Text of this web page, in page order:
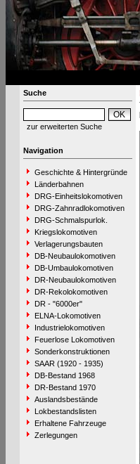
Suche
zur erweiterten Suche
Navigation
Geschichte & Hintergründe
Länderbahnen
DRG-Einheitslokomotiven
DRG-Zahnradlokomotiven
DRG-Schmalspurlok.
Kriegslokomotiven
Verlagerungsbauten
DB-Neubaulokomotiven
DB-Umbaulokomotiven
DR-Neubaulokomotiven
DR-Rekolokomotiven
DR - "6000er"
ELNA-Lokomotiven
Industrielokomotiven
Feuerlose Lokomotiven
Sonderkonstruktionen
SAAR (1920 - 1935)
DB-Bestand 1968
DR-Bestand 1970
Auslandsbestände
Lokbestandslisten
Erhaltene Fahrzeuge
Zerlegungen